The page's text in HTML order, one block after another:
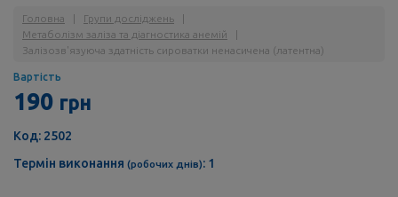
Головна Групи досліджень
Метаболізм заліза та діагностика анемій
Залізозв'язуюча здатність сироватки ненасичена (латентна)
Вартість
190 грн
Код: 2502
Термін виконання (робочих днів): 1